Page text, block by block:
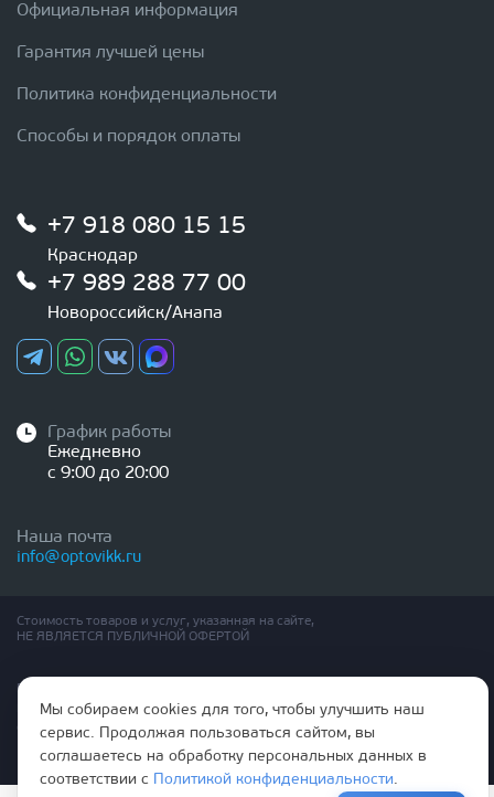
Официальная информация
Гарантия лучшей цены
Политика конфиденциальности
Способы и порядок оплаты
+7 918 080 15 15
Краснодар
+7 989 288 77 00
Новороссийск/Анапа
График работы
Ежедневно
с 9:00 до 20:00
Наша почта
info@optovikk.ru
Стоимость товаров и услуг, указанная на сайте,
НЕ ЯВЛЯЕТСЯ ПУБЛИЧНОЙ ОФЕРТОЙ
Правила эксплутации входных и межкомнатных дверей
Политика обработки персональных данных
Согласие на обработку персональных данных
Мы собираем cookies для того, чтобы улучшить наш
сервис. Продолжая пользоваться сайтом, вы
соглашаетесь на обработку персональных данных в
соответствии с
Политикой конфиденциальности.